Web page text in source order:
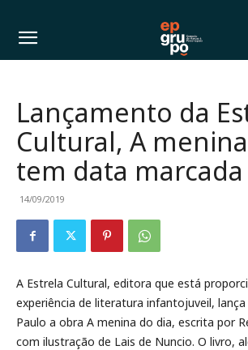
Lançamento da
Cultural, A
tem data marcada
14/09/2019
A Estrela Cultural, editora que está
experiência de literatura infantojuveil,
Paulo a obra A menina do dia, escrita por
com ilustração de Lais de Nuncio. O livro,